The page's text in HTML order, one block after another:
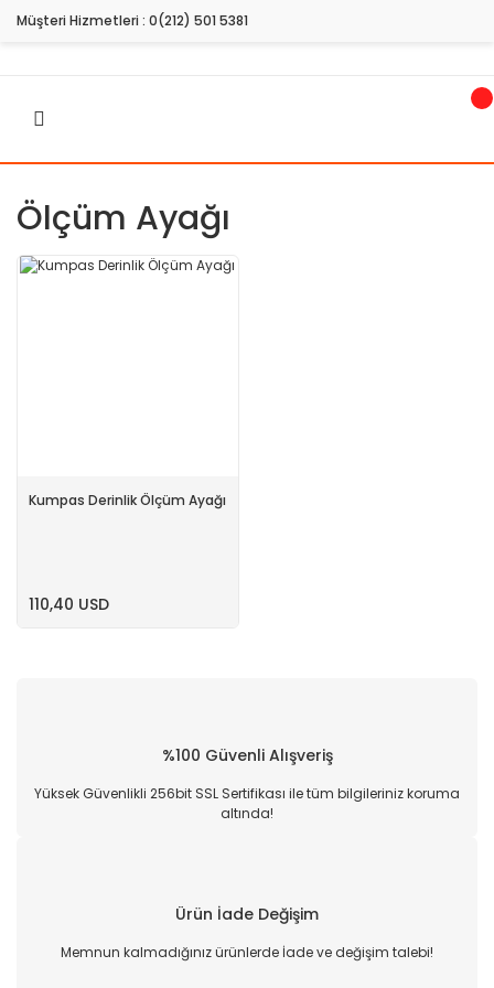
Müşteri Hizmetleri : 0(212) 501 5381
Ölçüm Ayağı
Kumpas Derinlik Ölçüm Ayağı
110,40 USD
%100 Güvenli Alışveriş
Yüksek Güvenlikli 256bit SSL Sertifikası ile tüm bilgileriniz koruma
altında!
Ürün İade Değişim
Memnun kalmadığınız ürünlerde İade ve değişim talebi!